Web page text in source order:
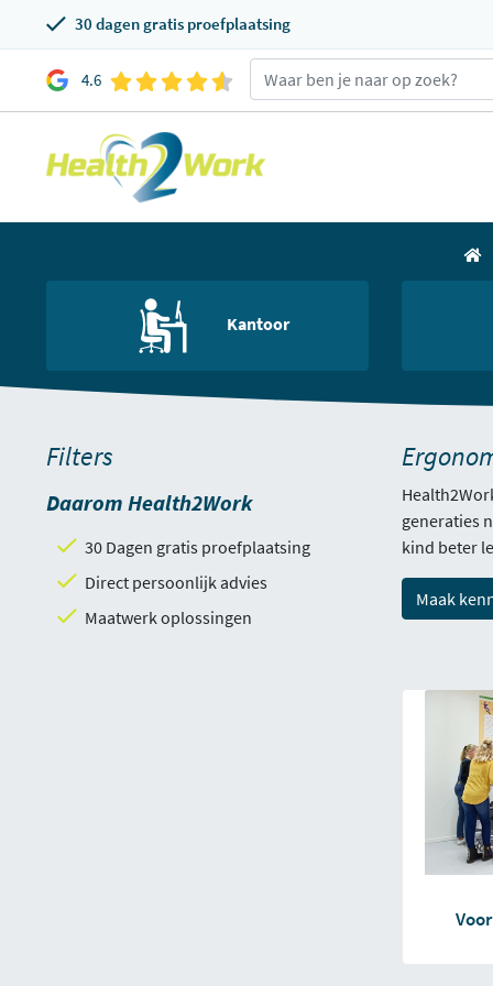
30 dagen gratis proefplaatsing
4.6
Kantoor
Filters
Daarom Health2Work
30 Dagen gratis proefplaatsing
Direct persoonlijk advies
Maatwerk oplossingen
generaties
kind beter
Maak